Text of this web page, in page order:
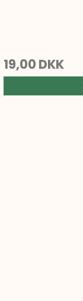
19,00 DKK